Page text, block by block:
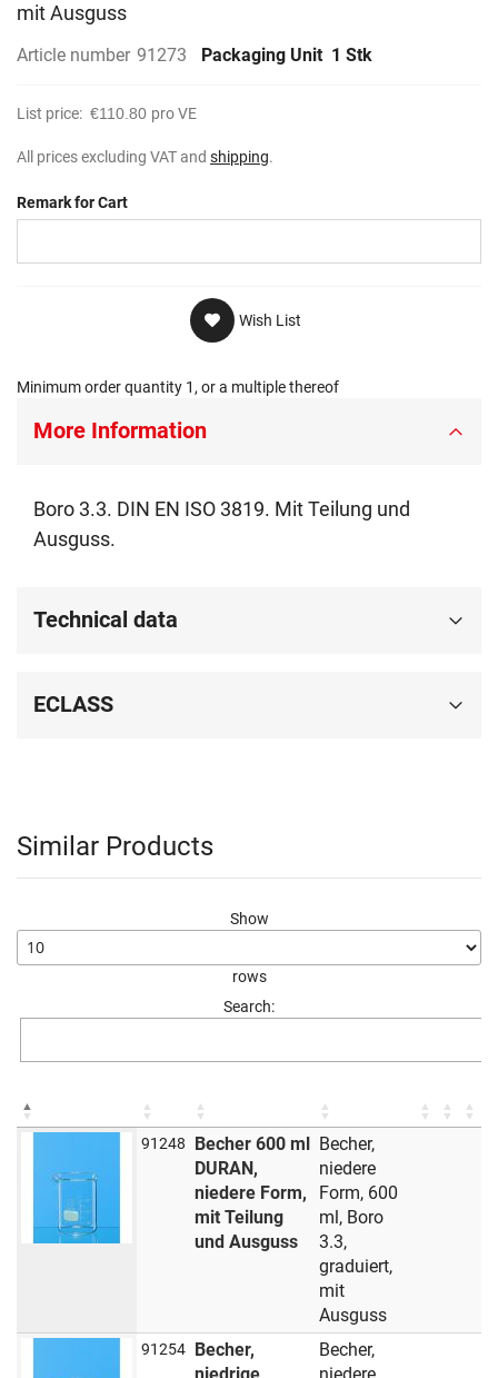
mit Ausguss
Article number 91273 Packaging Unit 1 Stk
List price: €110.80 pro VE
All prices excluding VAT and shipping.
Remark for Cart
Wish List
Minimum order quantity 1, or a multiple thereof
More Information
Boro 3.3. DIN EN ISO 3819. Mit Teilung und
Ausguss.
Technical data
ECLASS
Similar Products
Show
rows
Search:
91248
Becher 600 ml
DURAN,
niedere Form,
mit Teilung
und Ausguss
Becher,
niedere
Form, 600
ml, Boro
3.3,
graduiert,
mit
Ausguss
91254
Becher,
Becher,